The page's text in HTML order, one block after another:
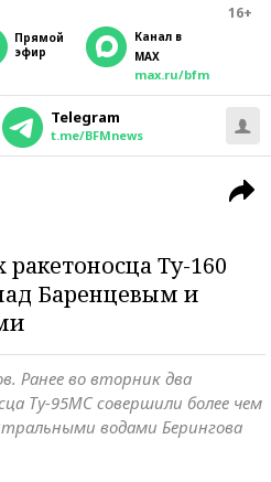
16+
прямой
эфир
Канал в
MAX
max.ru/bfm
Telegram
t.me/BFMnews
ракетоносца Ту-160
Баренцевым и
Ранее во вторник два
Ту-95МС совершили более чем
водами Берингова